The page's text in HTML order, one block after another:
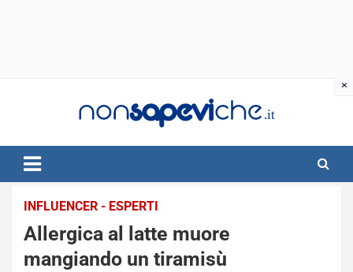
INFLUENCER - ESPERTI
Allergica al latte muore
mangiando un tiramisù